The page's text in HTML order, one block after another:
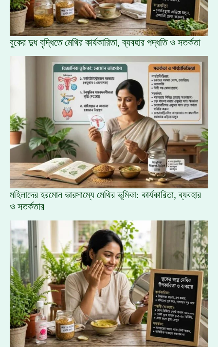
বুকের দুধ বৃদ্ধিতে মেথির কার্যকারিতা, ব্যবহার পদ্ধতি ও সতর্কতা
মহিলাদের হরমোন ভারসাম্যে মেথির ভূমিকা: কার্যকারিতা, ব্যবহার
ও সতর্কতার